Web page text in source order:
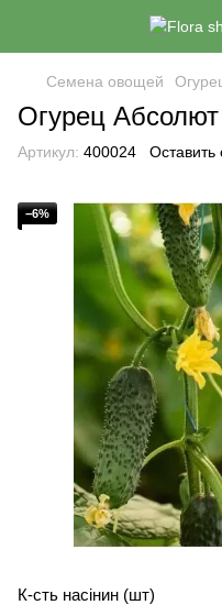
Семена овощей
Огурец
Артикул: 400024 Оставить
−6%
К-сть насінин (шт)